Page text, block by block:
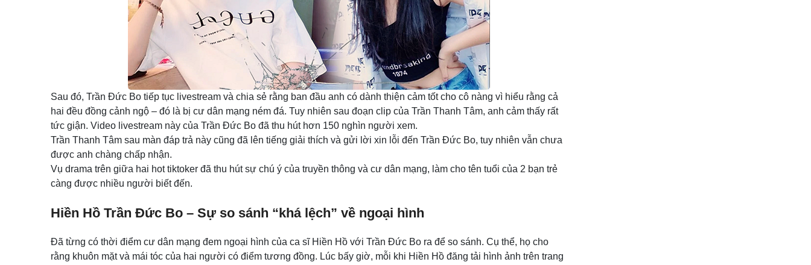
Sau đó, Trần Đức Bo tiếp tục livestream và chia sẻ rằng ban đầu anh có dành thiện cảm tốt cho cô nàng vì hiểu rằng cả
hai đều đồng cảnh ngộ – đó là bị cư dân mạng ném đá. Tuy nhiên sau đoạn clip của Trần Thanh Tâm, anh cảm thấy rất
tức giận. Video livestream này của Trần Đức Bo đã thu hút hơn 150 nghìn người xem.
Trần Thanh Tâm sau màn đáp trả này cũng đã lên tiếng giải thích và gửi lời xin lỗi đến Trần Đức Bo, tuy nhiên vẫn chưa
được anh chàng chấp nhận.
Vụ drama trên giữa hai hot tiktoker đã thu hút sự chú ý của truyền thông và cư dân mạng, làm cho tên tuổi của 2 bạn trẻ
càng được nhiều người biết đến.
Hiền Hồ Trần Đức Bo – Sự so sánh “khá lệch” về ngoại hình
Đã từng có thời điểm cư dân mạng đem ngoại hình của ca sĩ Hiền Hồ với Trần Đức Bo ra để so sánh. Cụ thể, họ cho
rằng khuôn mặt và mái tóc của hai người có điểm tương đồng. Lúc bấy giờ, mỗi khi Hiền Hồ đăng tải hình ảnh trên trang